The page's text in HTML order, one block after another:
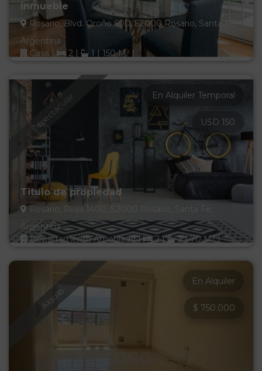
inmueble
Rosario, Blvd. Oroño 600, S2000 Rosario, Santa Fe,
Argentina
Casa
2 1 150 M²
En Alquiler Temporal
Espectacular USD 150
Titulo de propiedad
Rosario, Rioja 1400, S2000 Rosario, Santa Fe,
Argentina
Departamento Amoblado| 2| 2| 70 M²|
En Alquiler
Alquilo $ 750.000